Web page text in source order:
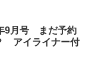
9月号 まだ予約
アイライナー付